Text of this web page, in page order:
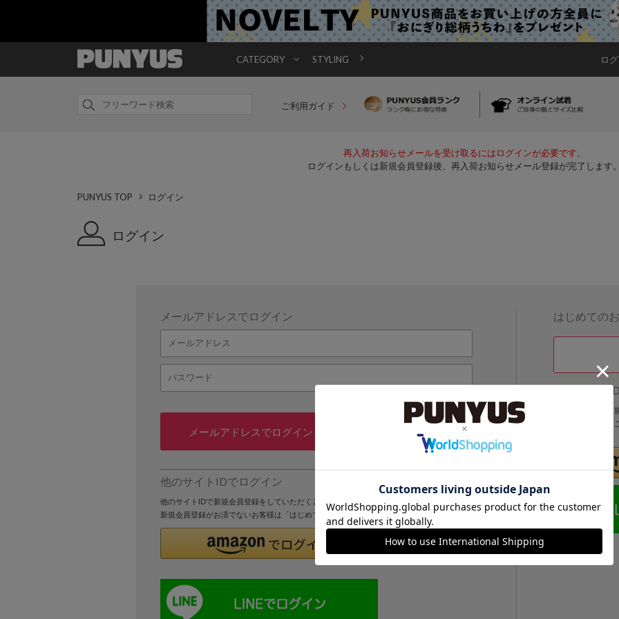
CATEGORY STYLING ロ
ご利用ガイド
再入荷お知らせメールを受け取るにはログインが必要です。
ログインもしくは新規会員登録後、再入荷お知らせメール登録が完了します
PUNYUS TOP ログイン
ログイン
メールアドレスでログイン
メールアドレスでログイン
メールアドレス・パスワードを
他のサイトIDでログイン
他のサイトIDで新規会員登録をしていただくと次回以降、そのIDでログインすることができます。
新規会員登録がお済でないお客様は「はじめてのお客様」より登録をおこなってください。
はじめての
他のサイト
他のサイトIDで
IDでログインする